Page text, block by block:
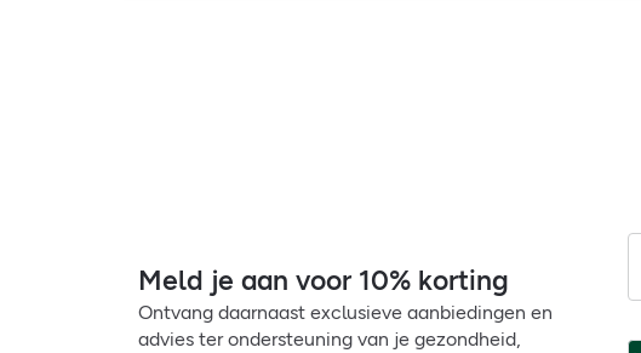
Meld je aan voor 10% korting
Ontvang daarnaast exclusieve aanbiedingen en
advies ter ondersteuning van je gezondheid,